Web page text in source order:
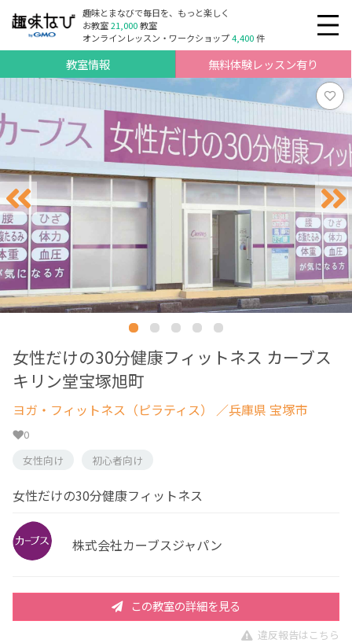
趣味とまなびで毎日を、もっと楽しく
お教室21,000教室
オンラインレッスン・ワークショップ4,400件
教室情報 無料体験レッスン有り
女性だけの30分健康フィットネス カーブス
キリン堂宝塚旭町
ヨガ・フィットネス（ピラティス） ／兵庫県 宝塚市
0
女性向け
初心者向け
女性だけの30分健康フィットネス
株式会社カーブスジャパン
この教室の詳細を見る
違反報告はこちら